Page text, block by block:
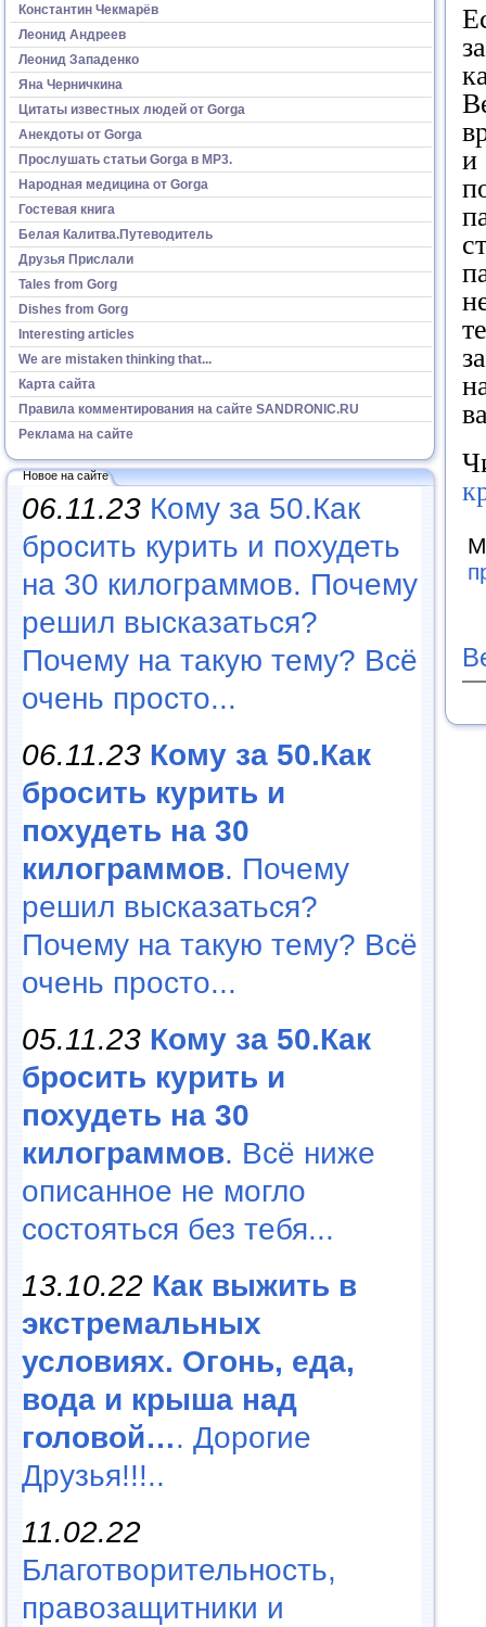
Константин Чекмарёв
Леонид Андреев
Леонид Западенко
Яна Черничкина
Цитаты известных людей от Gorga
Анекдоты от Gorga
Прослушать статьи Gorga в МР3.
Народная медицина от Gorga
Гостевая книга
Белая Калитва.Путеводитель
Друзья Прислали
Tales from Gorg
Dishes from Gorg
Interesting articles
We are mistaken thinking that...
Карта сайта
Правила комментирования на сайте SANDRONIC.RU
Реклама на сайте
Новое на сайте
06.11.23 Кому за 50.Как
бросить курить и похудеть
на 30 килограммов. Почему
решил высказаться?
Почему на такую тему? Всё
очень просто...
06.11.23 Кому за 50.Как
бросить курить и
похудеть на 30
килограммов. Почему
решил высказаться?
Почему на такую тему? Всё
очень просто...
05.11.23 Кому за 50.Как
бросить курить и
похудеть на 30
килограммов. Всё ниже
описанное не могло
состояться без тебя...
13.10.22 Как выжить в
экстремальных
условиях. Огонь, еда,
вода и крыша над
головой…. Дорогие
Друзья!!!..
11.02.22
Благотворительность,
правозащитники и
и